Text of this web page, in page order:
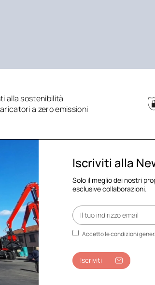
alla sostenibilità
a zero emissioni
Iscriviti alla
Solo il meglio dei nostri
esclusive collaborazioni.
Accetto le condizioni
Iscriviti